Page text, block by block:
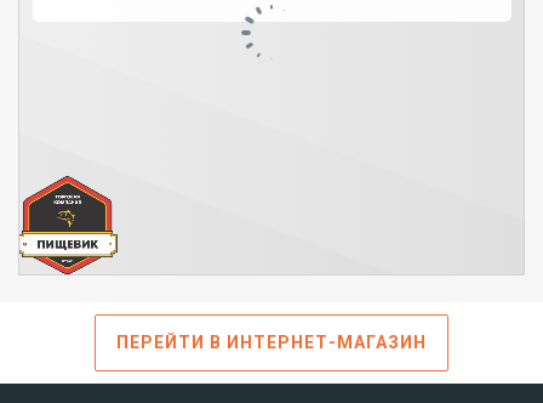
ПЕРЕЙТИ В ИНТЕРНЕТ-МАГАЗИН